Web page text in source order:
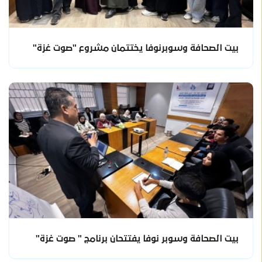
بيت الصحافة وسوبرنوفا يختتمان مشروع "صوت غزة"
بيت الصحافة وسوبر نوفا يفتتحان برنامج " صوت غزة"